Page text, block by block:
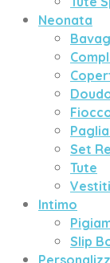
Neonata
Set
Tute
Intimo
Slip